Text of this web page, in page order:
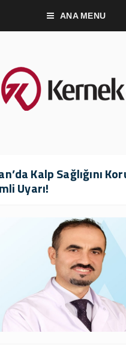
ANA MENU
Kalp Sağlığını
Uyarı!